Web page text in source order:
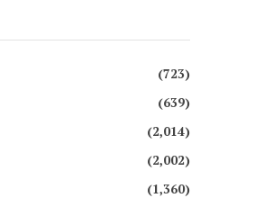
(723)
(639)
(2,014)
(2,002)
(1,360)